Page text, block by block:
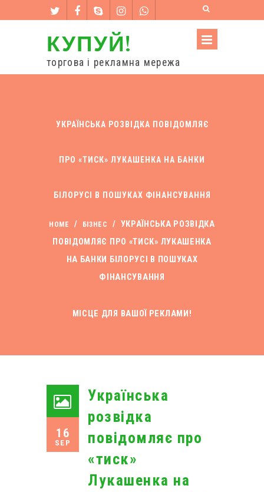
КУПУЙ!
торгова і рекламна мережа
УКРАЇНСЬКА РОЗВІДКА ПОВІДОМЛЯЄ
ПРО «ТИСК» ЛУКАШЕНКА НА БАНКИ
БІЛОРУСІ В ПОШУКАХ ФІНАНСУВАННЯ
HOME / БІЗНЕС / УКРАЇНСЬКА РОЗВІДКА
ПОВІДОМЛЯЄ ПРО «ТИСК» ЛУКАШЕНКА
НА БАНКИ БІЛОРУСІ В ПОШУКАХ
ФІНАНСУВАННЯ
МІСЦЕ ДЛЯ ВАШОЇ РЕКЛАМИ!
16
SEP
Українська
розвідка
повідомляє про
«тиск»
Лукашенка на